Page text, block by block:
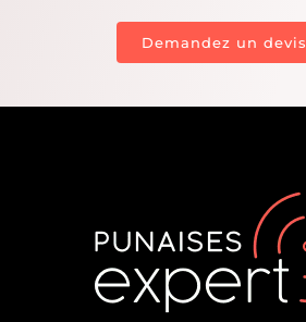
Demandez un devis